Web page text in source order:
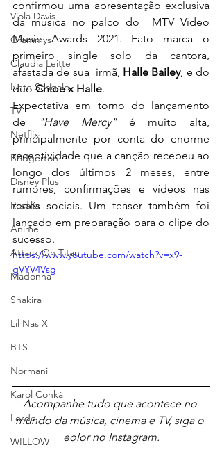
Viola Davis
Grammys
Claudia Leitte
Ivete Sangalo
TV
Netflix
Bridgerton
Disney Plus
Rosalía
Anime
Attack On Titan
Madonna
Shakira
Lil Nas X
BTS
Normani
Karol Conká
Lorde
WILLOW
confirmou uma apresentação exclusiva
da música no palco do  MTV Video
Music Awards 2021. Fato marca o
primeiro single solo da cantora,
afastada de sua  irmã, Halle Bailey, e do
duo Chloe x Halle.
Expectativa em torno do lançamento
de
"Have Mercy" é muito alta,
principalmente por conta do enorme
receptividade que a canção recebeu ao
longo dos últimos 2 meses, entre
rumores, confirmações e vídeos nas
redes sociais. Um teaser também foi
lançado em preparação para o clipe do
sucesso.
https://www.youtube.com/watch?v=x9-
gVYV4Vsg
Acompanhe tudo que acontece no
mundo da música, cinema e TV, siga o
eolor no Instagram.